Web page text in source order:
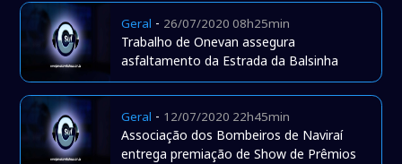
Geral - 26/07/2020 08h25min
Trabalho de Onevan assegura
asfaltamento da Estrada da Balsinha
Geral - 12/07/2020 22h45min
Associação dos Bombeiros de Naviraí
entrega premiação de Show de Prêmios